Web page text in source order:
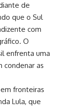
de
que o Sul
com
O
enfrenta uma
condenar as
fronteiras
Lula, que